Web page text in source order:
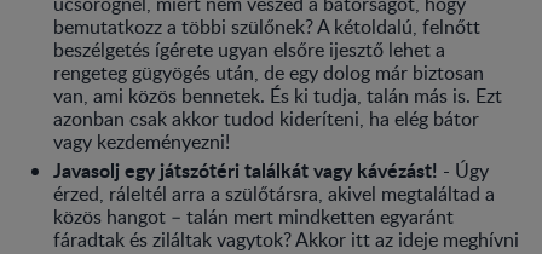
bemutatkozz a többi szülőnek? A kétoldalú, felnőtt
beszélgetés ígérete ugyan elsőre ijesztő lehet a
rengeteg gügyögés után, de egy dolog már biztosan
van, ami közös bennetek. És ki tudja, talán más is. Ezt
azonban csak akkor tudod kideríteni, ha elég bátor
vagy kezdeményezni!
Javasolj egy játszótéri találkát vagy kávézást! - Úgy
érzed, ráleltél arra a szülőtársra, akivel megtaláltad a
közös hangot – talán mert mindketten egyaránt
fáradtak és ziláltak vagytok? Akkor itt az ideje meghívni